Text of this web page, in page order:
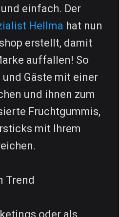
einfach. Der
Hellma hat nun
erstellt, damit
auffallen! So
Gäste mit einer
und ihnen zum
Fruchtgummis,
mit Ihrem
Trend
oder als